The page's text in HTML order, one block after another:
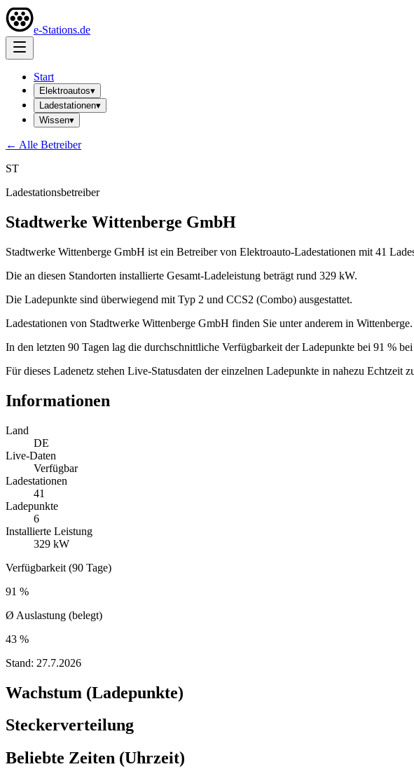
e-Stations.de
Start
Elektroautos▾
Ladestationen▾
Wissen▾
← Alle Betreiber
ST
Ladestationsbetreiber
Stadtwerke Wittenberge GmbH
Stadtwerke Wittenberge GmbH ist ein Betreiber von Elektroauto-Ladestationen mit 41
Die an diesen Standorten installierte Gesamt-Ladeleistung beträgt rund 329 kW.
Die Ladepunkte sind überwiegend mit Typ 2 und CCS2 (Combo) ausgestattet.
Ladestationen von Stadtwerke Wittenberge GmbH finden Sie unter anderem in Wittenberge.
In den letzten 90 Tagen lag die durchschnittliche Verfügbarkeit der Ladepunkte bei 91 %
Für dieses Ladenetz stehen Live-Statusdaten der einzelnen Ladepunkte in nahezu Echtzeit
Informationen
Land
DE
Live-Daten
Verfügbar
Ladestationen
41
Ladepunkte
6
Installierte Leistung
329 kW
Verfügbarkeit (90 Tage)
91 %
Ø Auslastung (belegt)
43 %
Stand: 27.7.2026
Wachstum (Ladepunkte)
Steckerverteilung
Beliebte Zeiten (Uhrzeit)